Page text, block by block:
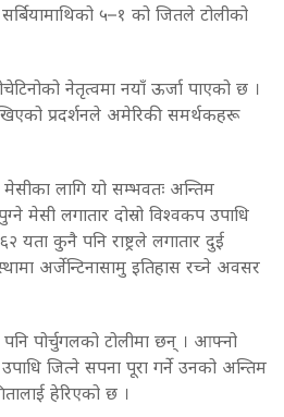
५–१ को जितले टोलीको
नेतृत्वमा नयाँ ऊर्जा पाएको छ ।
प्रदर्शनले अमेरिकी समर्थकहरू
लागि यो सम्भवतः अन्तिम
मेसी लगातार दोस्रो विश्वकप उपाधि
यता कुनै पनि राष्ट्रले लगातार दुई
अर्जेन्टिनासामु इतिहास रच्ने अवसर
पनि पोर्चुगलको टोलीमा छन् । आफ्नो
जित्ने सपना पूरा गर्ने उनको अन्तिम
हेरिएको छ ।